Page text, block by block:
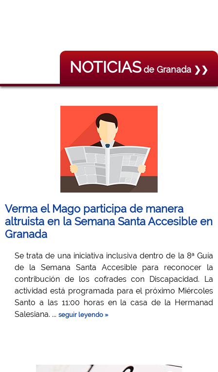
NOTICIASde Granada ❯❯
Verma el Mago participa de manera
altruista en la Semana Santa Accesible en
Granada
Se trata de una iniciativa inclusiva dentro de la 8ª Guía
de la Semana Santa Accesible para reconocer la
contribución de los cofrades con Discapacidad. La
actividad está programada para el próximo Miércoles
Santo a las 11:00 horas en la casa de la Hermanad
Salesiana. ... seguir leyendo »